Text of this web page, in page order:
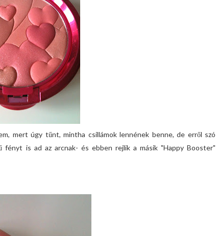
mert úgy tűnt, mintha csillámok lennének benne, de erről szó
fényt is ad az arcnak- és ebben rejlik a másik "Happy Booster"